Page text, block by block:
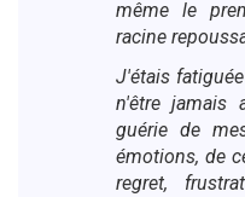
même le
racine
J'étais
n'être jamais
guérie de
émotions, de
regret,